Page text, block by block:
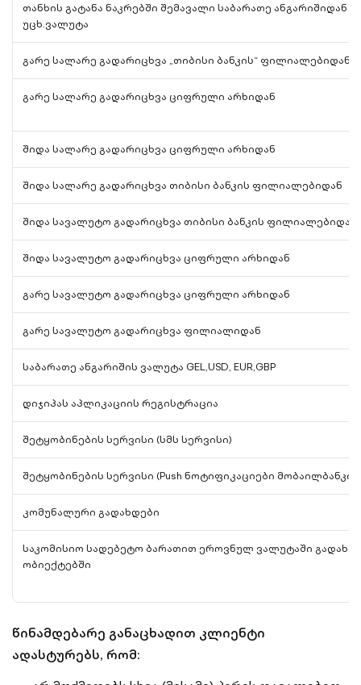
თანხის გატანა ნაკრებში შემავალი საბარათე ანგარიშიდან
უცხ.ვალუტა
გარე სალარე გადარიცხვა „თიბისი ბანკის“ ფილიალებიდან
გარე სალარე გადარიცხვა ციფრული არხიდან
შიდა სალარე გადარიცხვა ციფრული არხიდან
შიდა სალარე გადარიცხვა თიბისი ბანკის ფილიალებიდან
შიდა სავალუტო გადარიცხვა თიბისი ბანკის ფილიალებიდან
შიდა სავალუტო გადარიცხვა ციფრული არხიდან
გარე სავალუტო გადარიცხვა ციფრული არხიდან
გარე სავალუტო გადარიცხვა ფილიალიდან
საბარათე ანგარიშის ვალუტა GEL,USD, EUR,GBP
დიჯიპას აპლიკაციის რეგისტრაცია
შეტყობინების სერვისი (სმს სერვისი)
შეტყობინების სერვისი (Push ნოტიფიკაციები
კომუნალური გადახდები
საკომისიო სადებეტო ბარათით ეროვნულ ვალუტაში
ობიექტებში
წინამდებარე განაცხადით კლიენტი
ადასტურებს, რომ: